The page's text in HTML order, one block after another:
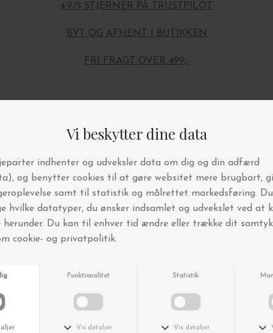
4.9/5 STJERNER PÅ TRUSTPILOT
BYT OG AFHENT I BUTIKKEN
FRI FRAGT OVER 499,-
Andre købte også